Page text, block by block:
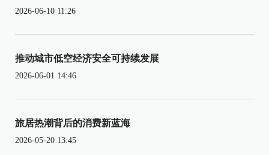
2026-06-10 11:26
推动城市低空经济安全可持续发展
2026-06-01 14:46
旅居热潮背后的消费新蓝海
2026-05-20 13:45